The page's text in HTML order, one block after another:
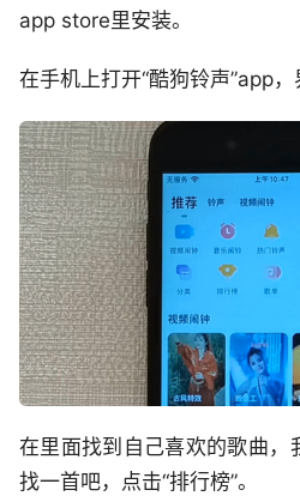
app store里安装。
在手机上打开“酷狗铃声”app，
在里面找到自己喜欢的歌曲，
找一首吧，点击“排行榜”。